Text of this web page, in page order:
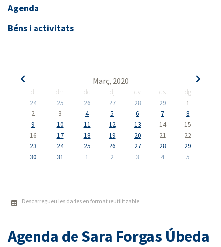
Agenda
Béns i activitats
Març, 2020
dl dm dc dj dv ds
dg
24
25 26 27 28 29
1
2
3 4 5 6 7
8
9
10 11 12 13 14
15
16
17 18 19 20 21
22
23
24 25 26 27 28
29
30
31 1 2 3 4 5
Descarregueu les dades en format reutilitzable
Agenda de Sara Forgas Úbeda